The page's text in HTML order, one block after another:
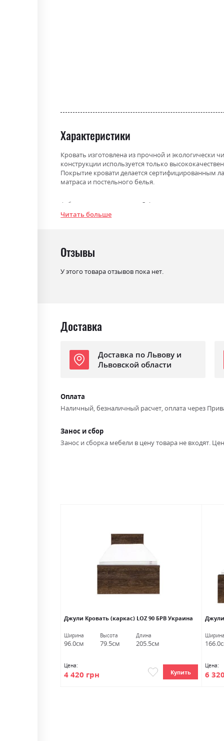
Характеристики
Кровать изготовлена ​​из прочной и экологически
конструкции используется только
Покрытие кровати делается сертифицированным
матраса и постельного белья.
Фабрика: Дрімка
Материал
Ниша для белья ні
С подставкой под матрас
Читать больше
Отзывы
У этого товара отзывов пока нет.
Доставка
Доставка по Львову и
Львовской области
Оплата
Наличный, безналичный расчет, оплата через
Занос и сбор
Занос и сборка мебели в цену товара не входят.
Джули Кровать (каркас) LOZ 90 БРВ Украина
Ширина
96.0см
Высота
79.5см
Длина
205.5см
Цена:
4 420 грн Купить
Джули
Ширина
Цена:
6